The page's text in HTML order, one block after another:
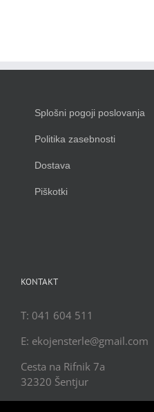
Splošni pogoji poslovanja
Politika zasebnosti
Dostava
Piškotki
KONTAKT
T: 041 604 511
E: ekojensterle@gmail.com
Cesta na Rifnik 7a
32320 Šentjur